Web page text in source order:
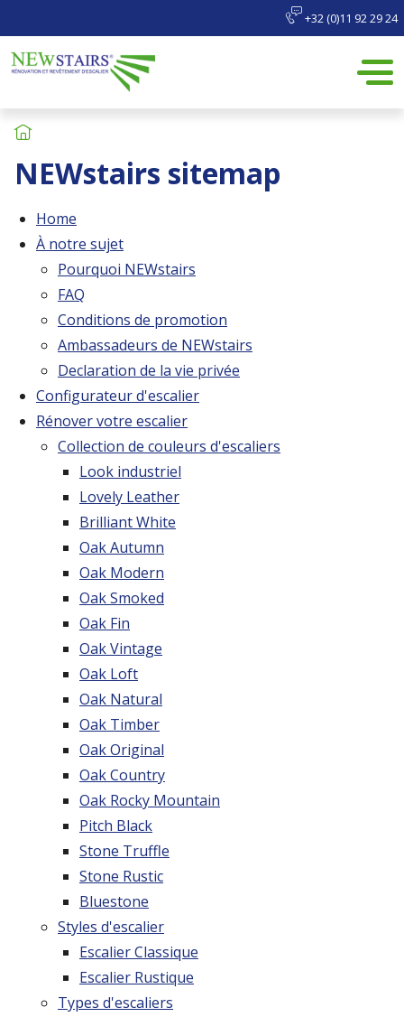
+32 (0)11 92 29 24
NEWstairs sitemap
Home
À notre sujet
Pourquoi NEWstairs
FAQ
Conditions de promotion
Ambassadeurs de NEWstairs
Declaration de la vie privée
Configurateur d'escalier
Rénover votre escalier
Collection de couleurs d'escaliers
Look industriel
Lovely Leather
Brilliant White
Oak Autumn
Oak Modern
Oak Smoked
Oak Fin
Oak Vintage
Oak Loft
Oak Natural
Oak Timber
Oak Original
Oak Country
Oak Rocky Mountain
Pitch Black
Stone Truffle
Stone Rustic
Bluestone
Styles d'escalier
Escalier Classique
Escalier Rustique
Types d'escaliers